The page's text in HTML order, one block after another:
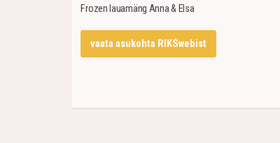
Frozen lauamäng Anna & Elsa
vaata asukohta RIKSwebist